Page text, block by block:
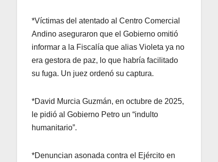
*Víctimas del atentado al Centro Comercial
Andino aseguraron que el Gobierno omitió
informar a la Fiscalía que alias Violeta ya no
era gestora de paz, lo que habría facilitado
su fuga. Un juez ordenó su captura.
*David Murcia Guzmán, en octubre de 2025,
le pidió al Gobierno Petro un “indulto
humanitario”.
*Denuncian asonada contra el Ejército en